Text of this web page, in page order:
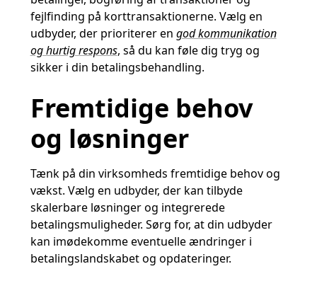
fejlfinding på korttransaktionerne. Vælg en
udbyder, der prioriterer en god kommunikation
og hurtig respons, så du kan føle dig tryg og
sikker i din betalingsbehandling.
Fremtidige behov
og løsninger
Tænk på din virksomheds fremtidige behov og
vækst. Vælg en udbyder, der kan tilbyde
skalerbare løsninger og integrerede
betalingsmuligheder. Sørg for, at din udbyder
kan imødekomme eventuelle ændringer i
betalingslandskabet og opdateringer.